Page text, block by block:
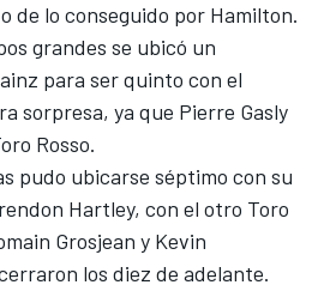
de lo conseguido por Hamilton.
grandes se ubicó un
para ser quinto con el
sorpresa, ya que Pierre Gasly
Rosso.
pudo ubicarse séptimo con su
Hartley, con el otro Toro
Grosjean y Kevin
los diez de adelante.